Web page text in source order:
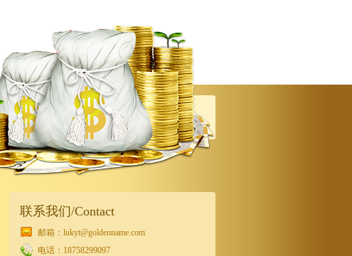
联系我们/Contact
邮箱：lukyt@goldenname.com
电话：18758299097